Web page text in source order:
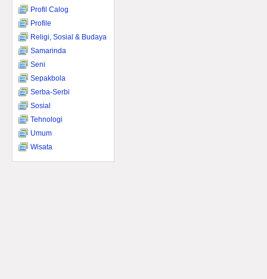
Profil Calog
Profile
Religi, Sosial & Budaya
Samarinda
Seni
Sepakbola
Serba-Serbi
Sosial
Tehnologi
Umum
Wisata